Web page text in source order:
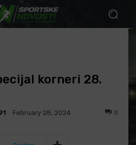
korneri 28.
February 28, 2024 0